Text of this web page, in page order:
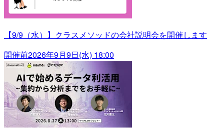
【9/9（水）】クラスメソッドの会社説明会を開催します
開催前2026年9月9日(水) 18:00